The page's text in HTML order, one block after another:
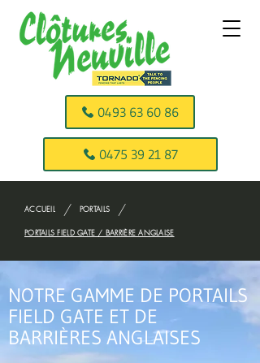
0493 63 60 86
0475 39 21 87
ACCUEIL / PORTAILS /
PORTAILS FIELD GATE / BARRIÈRE ANGLAISE
NOTRE GAMME DE PORTAILS
FIELD GATE ET DE
BARRIÈRES ANGLAISES